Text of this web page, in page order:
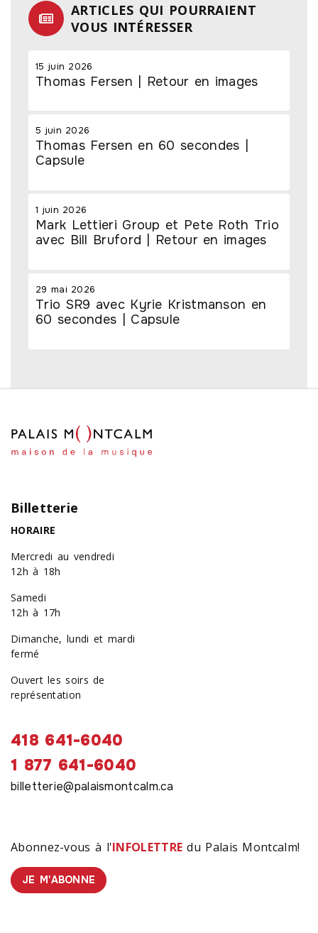
ARTICLES QUI POURRAIENT
VOUS INTÉRESSER
15 juin 2026
Thomas Fersen | Retour en images
5 juin 2026
Thomas Fersen en 60 secondes |
Capsule
1 juin 2026
Mark Lettieri Group et Pete Roth Trio
avec Bill Bruford | Retour en images
29 mai 2026
Trio SR9 avec Kyrie Kristmanson en
60 secondes | Capsule
Abonnez-vous à l'INFOLETTRE du Palais Montcalm!
JE M'ABONNE
Billetterie
HORAIRE
Mercredi au vendredi
12h à 18h
Samedi
12h à 17h
Dimanche, lundi et mardi
fermé
Ouvert les soirs de
représentation
418 641-6040
1 877 641-6040
billetterie@palaismontcalm.ca